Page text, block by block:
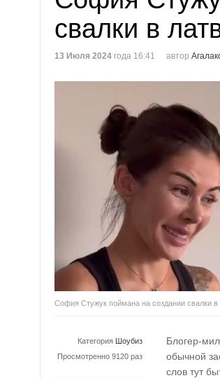
свалки в
13 Июля 2024 года 16:41 автор
София Стужук поймана на создании свалки в
Категория Шоубиз
Просмотренно 9120 раз
Блогер-
обычной
слов тут